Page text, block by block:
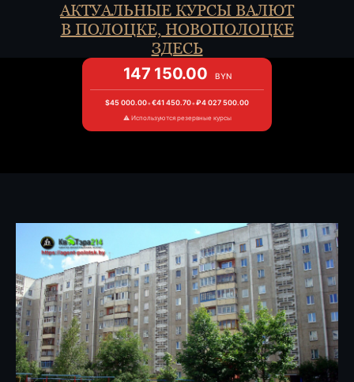
АКТУАЛЬНЫЕ КУРСЫ ВАЛЮТ
В ПОЛОЦКЕ, НОВОПОЛОЦКЕ
ЗДЕСЬ
147 150.00
BYN
$45 000.00•€41 450.70•₽4 027 500.00
⚠️ Используются резервные курсы